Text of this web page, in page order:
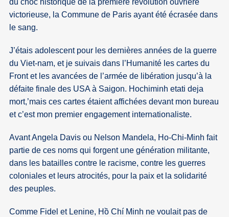
du choc historique de la première révolution ouvrière
victorieuse, la Commune de Paris ayant été écrasée dans
le sang.
J’étais adolescent pour les dernières années de la guerre
du Viet-nam, et je suivais dans l’Humanité les cartes du
Front et les avancées de l’armée de libération jusqu’à la
défaite finale des USA à Saigon. Hochiminh etati deja
mort,’mais ces cartes étaient affichées devant mon bureau
et c’est mon premier engagement internationaliste.
Avant Angela Davis ou Nelson Mandela, Ho-Chi-Minh fait
partie de ces noms qui forgent une génération militante,
dans les batailles contre le racisme, contre les guerres
coloniales et leurs atrocités, pour la paix et la solidarité
des peuples.
Comme Fidel et Lenine, Hồ Chí Minh ne voulait pas de